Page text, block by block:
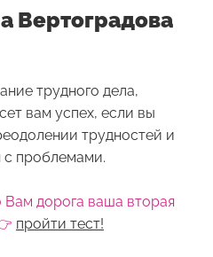
Вертоградова
трудного дела,
вам успех, если вы
трудностей и
с проблемами.
Вам дорога ваша вторая
пройти тест!